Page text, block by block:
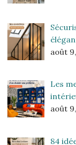
août
Les
août
84